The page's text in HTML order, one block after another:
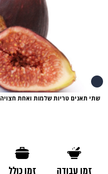
שתי תאנים טריות שלמות ואחת חצויה
זמן עבודה
זמן כולל